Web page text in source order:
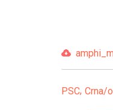
PSC Crna/